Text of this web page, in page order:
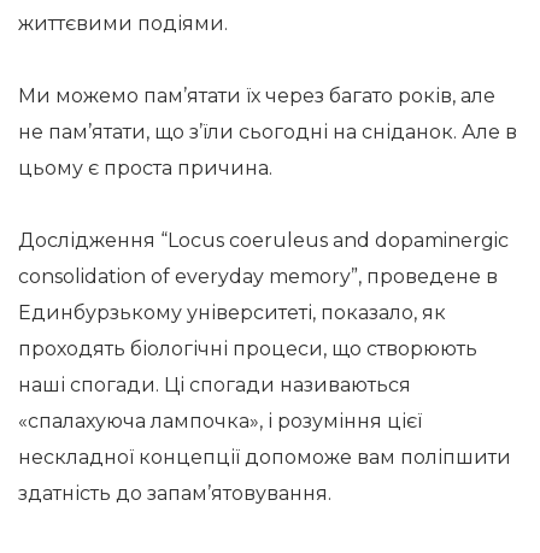
життєвими подіями.
Ми можемо пам’ятати їх через багато років, але
не пам’ятати, що з’їли сьогодні на сніданок. Але в
цьому є проста причина.
Дослідження “Locus coeruleus and dopaminergic
consolidation of everyday memory”, проведене в
Единбурзькому університеті, показало, як
проходять біологічні процеси, що створюють
наші спогади. Ці спогади називаються
«спалахуюча лампочка», і розуміння цієї
нескладної концепції допоможе вам поліпшити
здатність до запам’ятовування.